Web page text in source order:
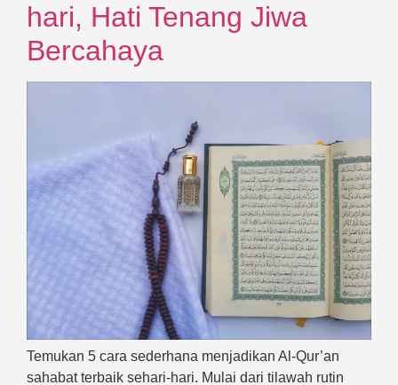
hari, Hati Tenang Jiwa
Bercahaya
Temukan 5 cara sederhana menjadikan Al-Qur’an
sahabat terbaik sehari-hari. Mulai dari tilawah rutin